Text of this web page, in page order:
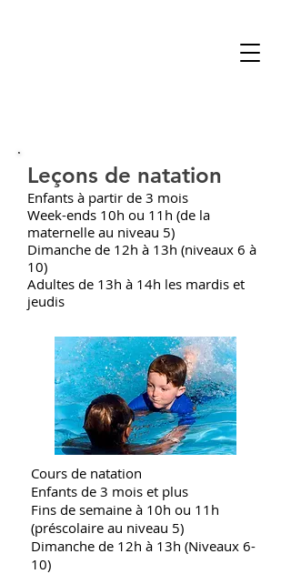
Leçons de natation
Enfants à partir de 3 mois
Week-ends 10h ou 11h (de la
maternelle au niveau 5)
Dimanche de 12h à 13h (niveaux 6 à
10)
Adultes de 13h à 14h les mardis et
jeudis
Cours de natation
Enfants de 3 mois et plus
Fins de semaine à 10h ou 11h
(préscolaire au niveau 5)
Dimanche de 12h à 13h (Niveaux 6-
10)